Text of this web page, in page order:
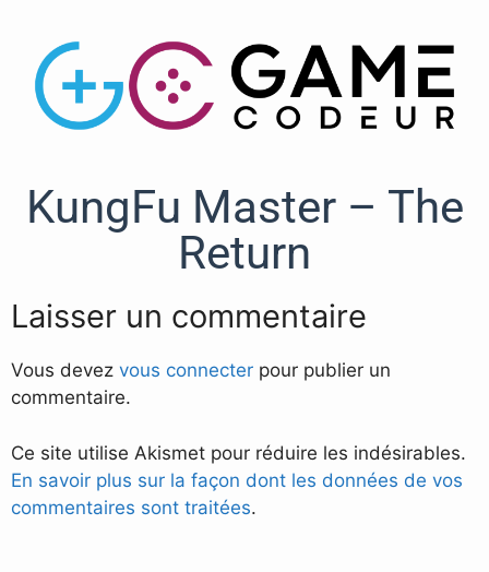
KungFu Master – The
Return
Laisser un commentaire
Vous devez vous connecter pour publier un
commentaire.
Ce site utilise Akismet pour réduire les indésirables.
En savoir plus sur la façon dont les données de vos
commentaires sont traitées.